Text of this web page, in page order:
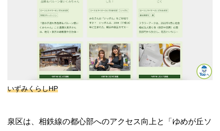
いずみくらしHP
泉区は、相鉄線の都心部へのアクセス向上と「ゆめが丘ソ